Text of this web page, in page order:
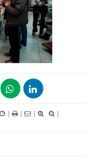
| | |
|